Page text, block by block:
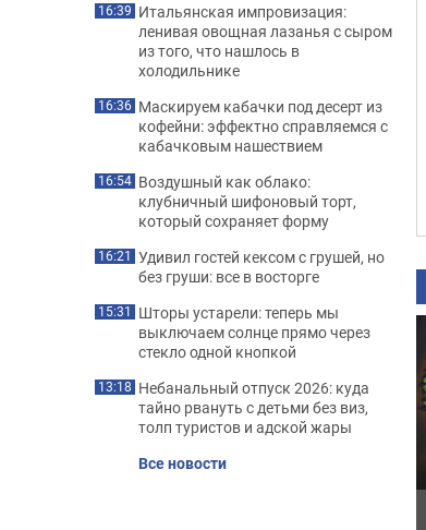
16:39 Итальянская импровизация:
ленивая овощная лазанья с сыром
из того, что нашлось в
холодильнике
16:36 Маскируем кабачки под десерт из
кофейни: эффектно справляемся с
кабачковым нашествием
16:54 Воздушный как облако:
клубничный шифоновый торт,
который сохраняет форму
16:21 Удивил гостей кексом с грушей, но
без груши: все в восторге
15:31 Шторы устарели: теперь мы
выключаем солнце прямо через
стекло одной кнопкой
13:18 Небанальный отпуск 2026: куда
тайно рвануть с детьми без виз,
толп туристов и адской жары
Все новости